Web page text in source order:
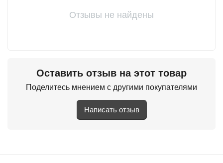
Отзывы не найдены
Оставить отзыв на этот товар
Поделитесь мнением с другими покупателями
Написать отзыв